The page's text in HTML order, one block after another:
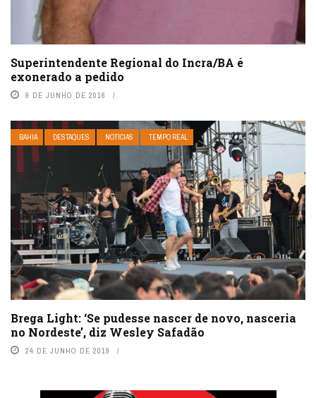
Superintendente Regional do Incra/BA é
exonerado a pedido
9 DE JUNHO DE 2016
BAHIA DESTAQUES NOTÍCIAS TEMPO REAL
Brega Light: ‘Se pudesse nascer de novo, nasceria
no Nordeste’, diz Wesley Safadão
24 DE JUNHO DE 2019